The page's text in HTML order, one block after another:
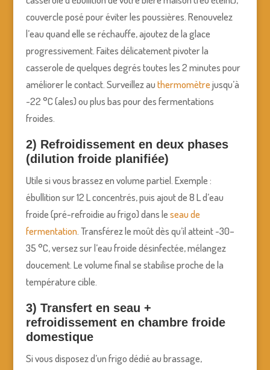
couvercle posé pour éviter les poussières. Renouvelez
l’eau quand elle se réchauffe, ajoutez de la glace
progressivement. Faites délicatement pivoter la
casserole de quelques degrés toutes les 2 minutes pour
améliorer le contact. Surveillez authermomètrejusqu’à
~22 °C (ales) ou plus bas pour des fermentations
froides.
2) Refroidissement en deux phases
(dilution froide planifiée)
Utile si vous brassez en volume partiel. Exemple :
ébullition sur 12 L concentrés, puis ajout de 8 L d’eau
froide (pré-refroidie au frigo) dans leseau de
fermentation. Transférez le moût dès qu’il atteint ~30–
35 °C, versez sur l’eau froide désinfectée, mélangez
doucement. Le volume final se stabilise proche de la
température cible.
3) Transfert en seau +
refroidissement en chambre froide
domestique
Si vous disposez d’un frigo dédié au brassage,